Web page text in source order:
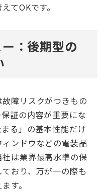
てOKです。
：後期型の
故障リスクがつきもの
証の内容が重要にな
る」の基本性能だけ
ンドウなどの電装品
は業界最高水準の保
おり、万が一の際も
す。